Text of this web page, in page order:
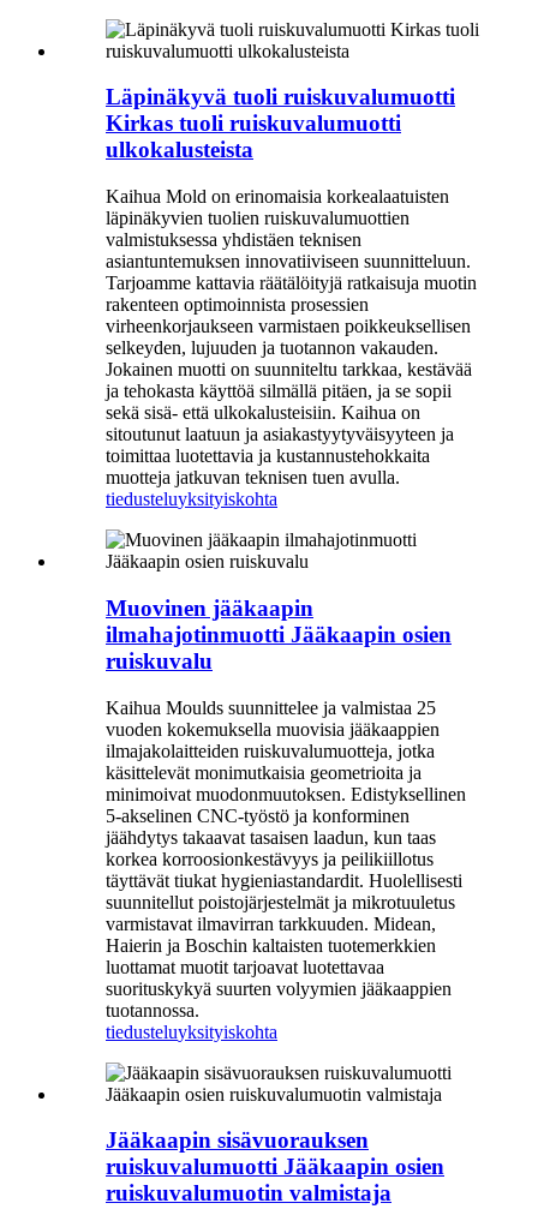
Läpinäkyvä tuoli ruiskuvalumuotti
Kirkas tuoli ruiskuvalumuotti
ulkokalusteista
Kaihua Mold on erinomaisia ​​korkealaatuisten
läpinäkyvien tuolien ruiskuvalumuottien
valmistuksessa yhdistäen teknisen
asiantuntemuksen innovatiiviseen suunnitteluun.
Tarjoamme kattavia räätälöityjä ratkaisuja muotin
rakenteen optimoinnista prosessien
virheenkorjaukseen varmistaen poikkeuksellisen
selkeyden, lujuuden ja tuotannon vakauden.
Jokainen muotti on suunniteltu tarkkaa, kestävää
ja tehokasta käyttöä silmällä pitäen, ja se sopii
sekä sisä- että ulkokalusteisiin. Kaihua on
sitoutunut laatuun ja asiakastyytyväisyyteen ja
toimittaa luotettavia ja kustannustehokkaita
muotteja jatkuvan teknisen tuen avulla.
tiedusteluyksityiskohta
Muovinen jääkaapin
ilmahajotinmuotti Jääkaapin osien
ruiskuvalu
Kaihua Moulds suunnittelee ja valmistaa 25
vuoden kokemuksella muovisia jääkaappien
ilmajakolaitteiden ruiskuvalumuotteja, jotka
käsittelevät monimutkaisia ​​geometrioita ja
minimoivat muodonmuutoksen. Edistyksellinen
5-akselinen CNC-työstö ja konforminen
jäähdytys takaavat tasaisen laadun, kun taas
korkea korroosionkestävyys ja peilikiillotus
täyttävät tiukat hygieniastandardit. Huolellisesti
suunnitellut poistojärjestelmät ja mikrotuuletus
varmistavat ilmavirran tarkkuuden. Midean,
Haierin ja Boschin kaltaisten tuotemerkkien
luottamat muotit tarjoavat luotettavaa
suorituskykyä suurten volyymien jääkaappien
tuotannossa.
tiedusteluyksityiskohta
Jääkaapin sisävuorauksen
ruiskuvalumuotti Jääkaapin osien
ruiskuvalumuotin valmistaja